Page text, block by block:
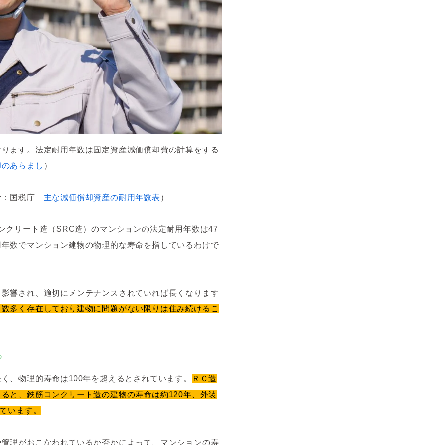
ます。法定耐用年数は固定資産減価償却費の計算をする
あらまし ）
：国税庁 主な減価償却資産の耐用年数表 ）
クリート造（SRC造）のマンションの法定耐用年数は47
数でマンション建物の物理的な寿命を指しているわけで
響され、適切にメンテナンスされていれば長くなります​
多く存在しており建物に問題がない限りは住み続けるこ
、物理的寿命は100年を超えるとされています。
ＲＣ造
と、鉄筋コンクリート造の建物の寿命は約120年、外装
います。
理がおこなわれているか否かによって、マンションの寿